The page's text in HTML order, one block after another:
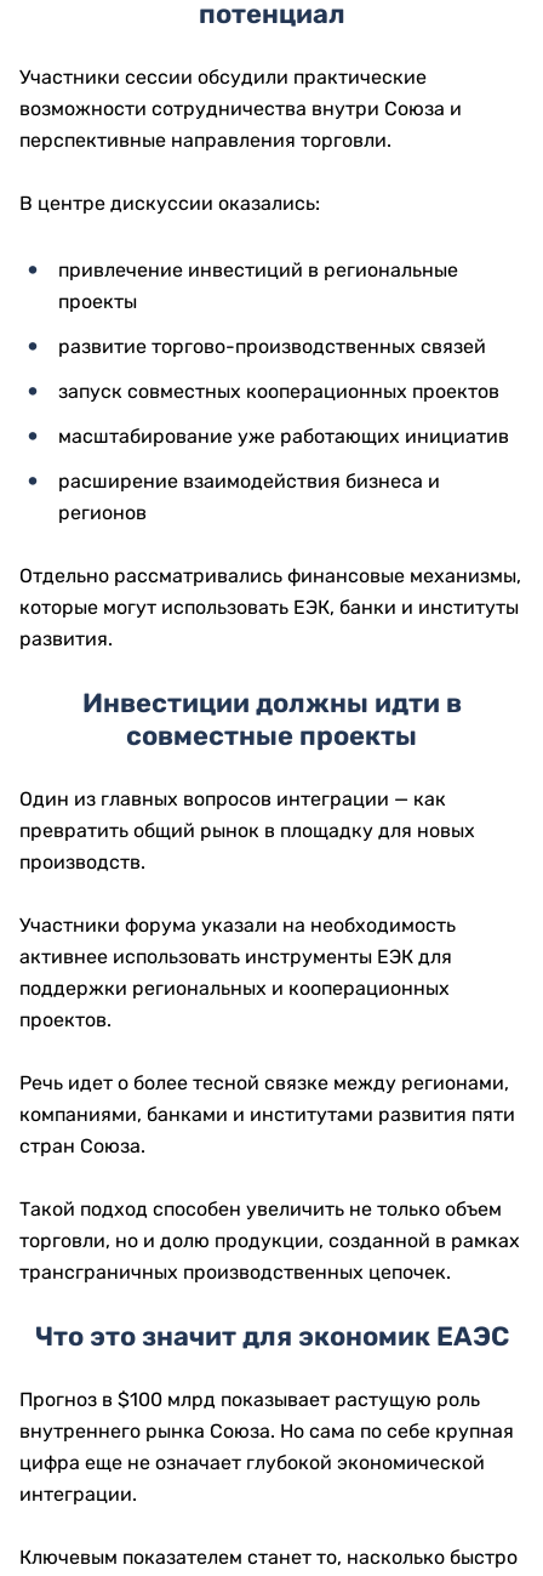
потенциал
Участники сессии обсудили практические
возможности сотрудничества внутри Союза и
перспективные направления торговли.
В центре дискуссии оказались:
привлечение инвестиций в региональные
проекты
развитие торгово-производственных связей
запуск совместных кооперационных проектов
масштабирование уже работающих инициатив
расширение взаимодействия бизнеса и
регионов
Отдельно рассматривались финансовые механизмы,
которые могут использовать ЕЭК, банки и институты
развития.
Инвестиции должны идти в
совместные проекты
Один из главных вопросов интеграции — как
превратить общий рынок в площадку для новых
производств.
Участники форума указали на необходимость
активнее использовать инструменты ЕЭК для
поддержки региональных и кооперационных
проектов.
Речь идет о более тесной связке между регионами,
компаниями, банками и институтами развития пяти
стран Союза.
Такой подход способен увеличить не только объем
торговли, но и долю продукции, созданной в рамках
трансграничных производственных цепочек.
Что это значит для экономик ЕАЭС
Прогноз в $100 млрд показывает растущую роль
внутреннего рынка Союза. Но сама по себе крупная
цифра еще не означает глубокой экономической
интеграции.
Ключевым показателем станет то, насколько быстро